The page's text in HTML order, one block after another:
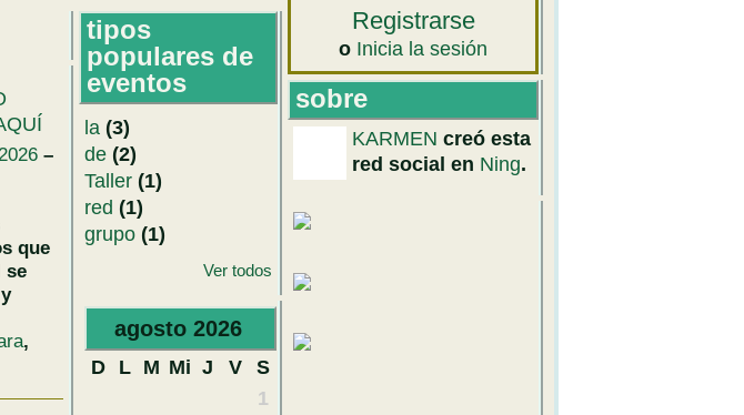
–
que
se
,
tipos
populares de
eventos
la (3)
de (2)
Taller (1)
red (1)
grupo (1)
Ver todos
agosto 2026
D L M Mi J V
S
1
Registrarse
o Inicia la sesión
sobre
KARMEN creó esta
red social en Ning.